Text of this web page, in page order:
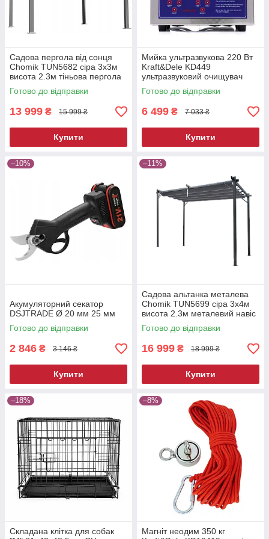
Садова пергола від сонця
Chomik TUN5682 сіра 3х3м
висота 2.3м тіньова пергола
для двору
Готово до відправки
13 999 ₴ 15 999 ₴
Купити
Мийка ультразвукова 220 Вт
Kraft&Dele KD449
ультразвуковий очищувач
Готово до відправки
6 499 ₴ 7 033 ₴
Купити
–10%
Акумуляторний секатор
DSJTRADE Ø 20 мм 25 мм
Готово до відправки
2 846 ₴ 3 146 ₴
Купити
–11%
Садова альтанка металева
Chomik TUN5699 сіра 3х4м
висота 2.3м металевий навіс
від сонця
Готово до відправки
16 999 ₴ 18 999 ₴
Купити
–18%
Складана клітка для собак
–8%
Магніт неодим 350 кг